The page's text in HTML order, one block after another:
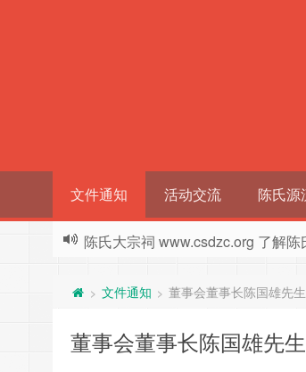
文件通知 活动交流 陈氏源
陈氏大宗祠 www.csdzc.org 了解
> 文件通知 > 董事会董事长陈国雄先
董事会董事长陈国雄先